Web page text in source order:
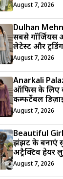
August 7, 2026
Dulhan
सबसे गॉर्जियस
लेटेस्ट और
August 7, 2026
Anarkali
ऑफिस के लिए
कम्फर्टेबल
August 7, 2026
Beautiful Girl
झंझट के बनाएं
अट्रैक्टिव हेयर
August 7, 2026